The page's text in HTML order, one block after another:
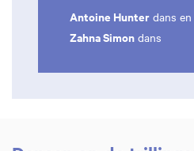
Antoine Hunter dans
Zahna Simon dans